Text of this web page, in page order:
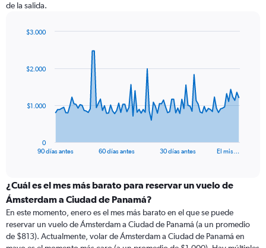
de la salida.
data
The
categories.
Range:
categories.
The
chart
90 días antes 60 días antes 30 días antes El mis…
0
$1.000
$2.000
$3.000
¿Cuál es el mes más barato para reservar un vuelo de
Ámsterdam a Ciudad de Panamá?
En este momento, enero es el mes más barato en el que se puede
reservar un vuelo de Ámsterdam a Ciudad de Panamá (a un promedio
de $813). Actualmente, volar de Ámsterdam a Ciudad de Panamá en